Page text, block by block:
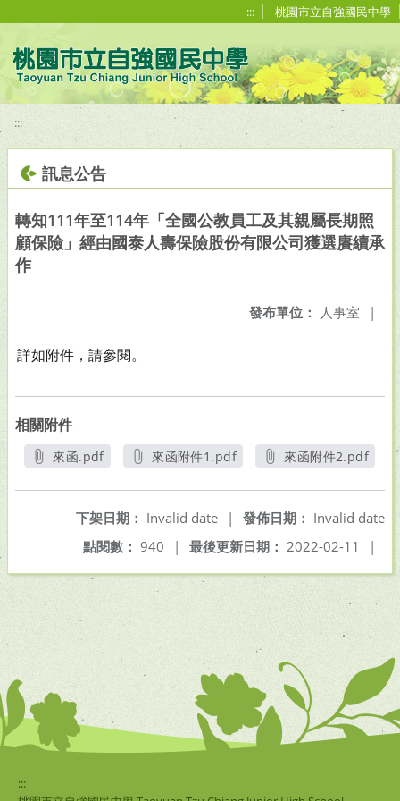
::: 桃園市立自強國民中學
:::
訊息公告
轉知111年至114年「全國公教員工及其親屬長期照
顧保險」經由國泰人壽保險股份有限公司獲選賡續承
作
發布單位： 人事室 |
詳如附件，請參閱。
相關附件
來函.pdf
來函附件1.pdf
來函附件2.pdf
發佈日期： Invalid date
下架日期： Invalid date
|
最後更新日期： 2022-02-11 |
點閱數： 940 |
:::